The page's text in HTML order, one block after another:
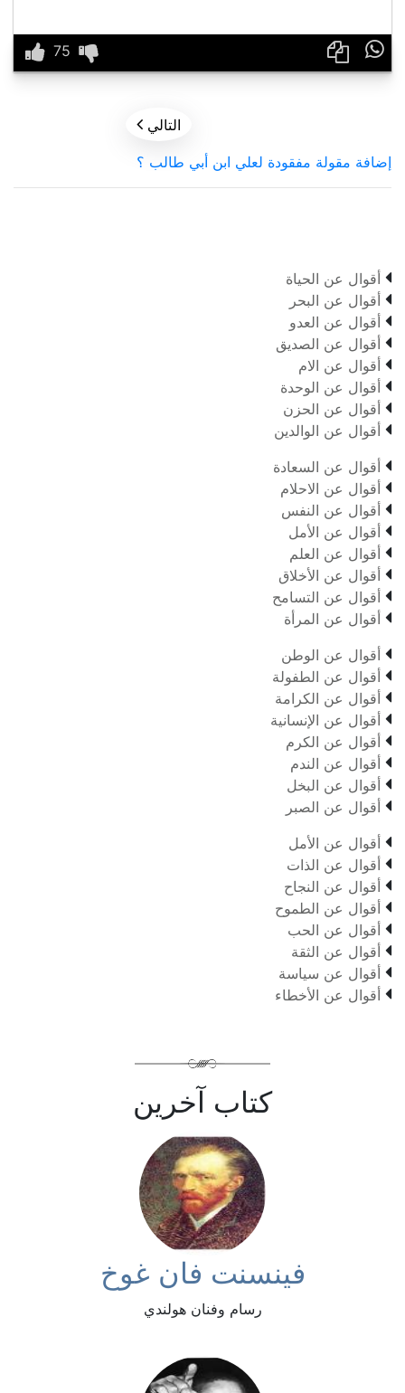

التالي 
إضافة مقولة مفقودة لعلي ابن أبي طالب ؟
 أقوال عن الحياة
 أقوال عن البحر
 أقوال عن العدو
 أقوال عن الصديق
 أقوال عن الام
 أقوال عن الوحدة
 أقوال عن الحزن
 أقوال عن الوالدين
 أقوال عن السعادة
 أقوال عن الاحلام
 أقوال عن النفس
 أقوال عن الأمل
 أقوال عن العلم
 أقوال عن الأخلاق
 أقوال عن التسامح
 أقوال عن المرأة
 أقوال عن الوطن
 أقوال عن الطفولة
 أقوال عن الكرامة
 أقوال عن الإنسانية
 أقوال عن الكرم
 أقوال عن الندم
 أقوال عن البخل
 أقوال عن الصبر
 أقوال عن الأمل
 أقوال عن الذات
 أقوال عن النجاح
 أقوال عن الطموح
 أقوال عن الحب
 أقوال عن الثقة
 أقوال عن سياسة
 أقوال عن الأخطاء
كتاب آخرين
فينسنت فان غوخ
رسام وفنان هولندي